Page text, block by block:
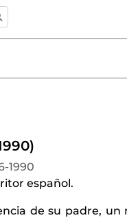
1990
español.
de su padre,